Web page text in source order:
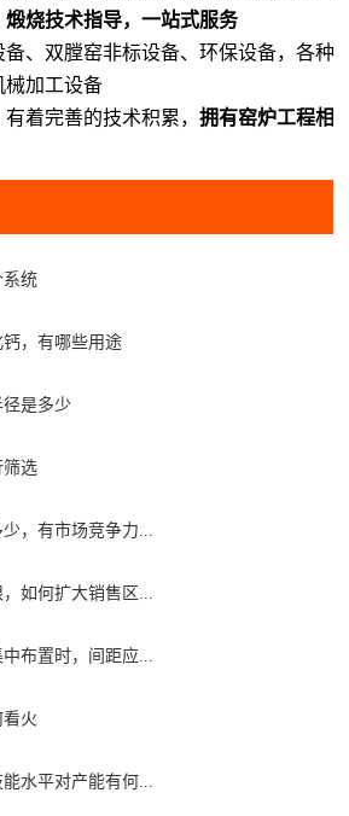
烧技术指导，一站式服务
、双膛窑非标设备、环保设备，各种
械加工设备
着完善的技术积累，拥有窑炉工程相
系统
，有哪些用途
是多少
筛选
，有市场竞争力...
如何扩大销售区...
布置时，间距应...
火
水平对产能有何...